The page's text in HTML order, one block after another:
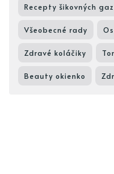
Recepty šikovných
Všeobecné rady
Zdravé koláčiky
Beauty okienko